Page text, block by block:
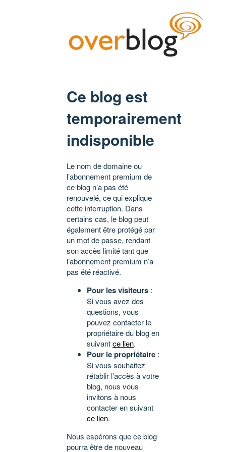
Ce blog est
temporairement
indisponible
Le nom de domaine ou
l’abonnement premium de
ce blog n’a pas été
renouvelé, ce qui explique
cette interruption. Dans
certains cas, le blog peut
également être protégé par
un mot de passe, rendant
son accès limité tant que
l’abonnement premium n’a
pas été réactivé.
Pour les visiteurs :
Si vous avez des
questions, vous
pouvez contacter le
propriétaire du blog en
suivantce lien.
Pour le propriétaire :
Si vous souhaitez
rétablir l’accès à votre
blog, nous vous
invitons à nous
contacter en suivant
ce lien.
Nous espérons que ce blog
pourra être de nouveau